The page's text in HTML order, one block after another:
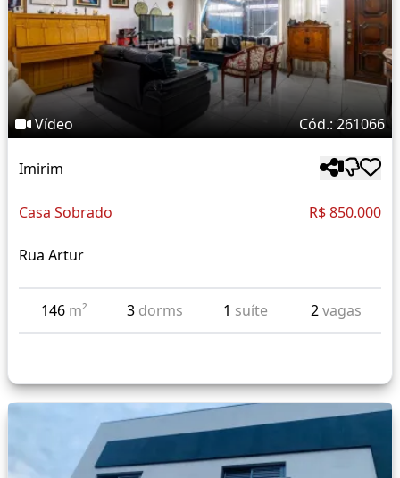
Vídeo Cód.: 261066
Imirim
Casa Sobrado R$ 850.000
Rua Artur
146 m² 3 dorms 1 suíte 2vagas